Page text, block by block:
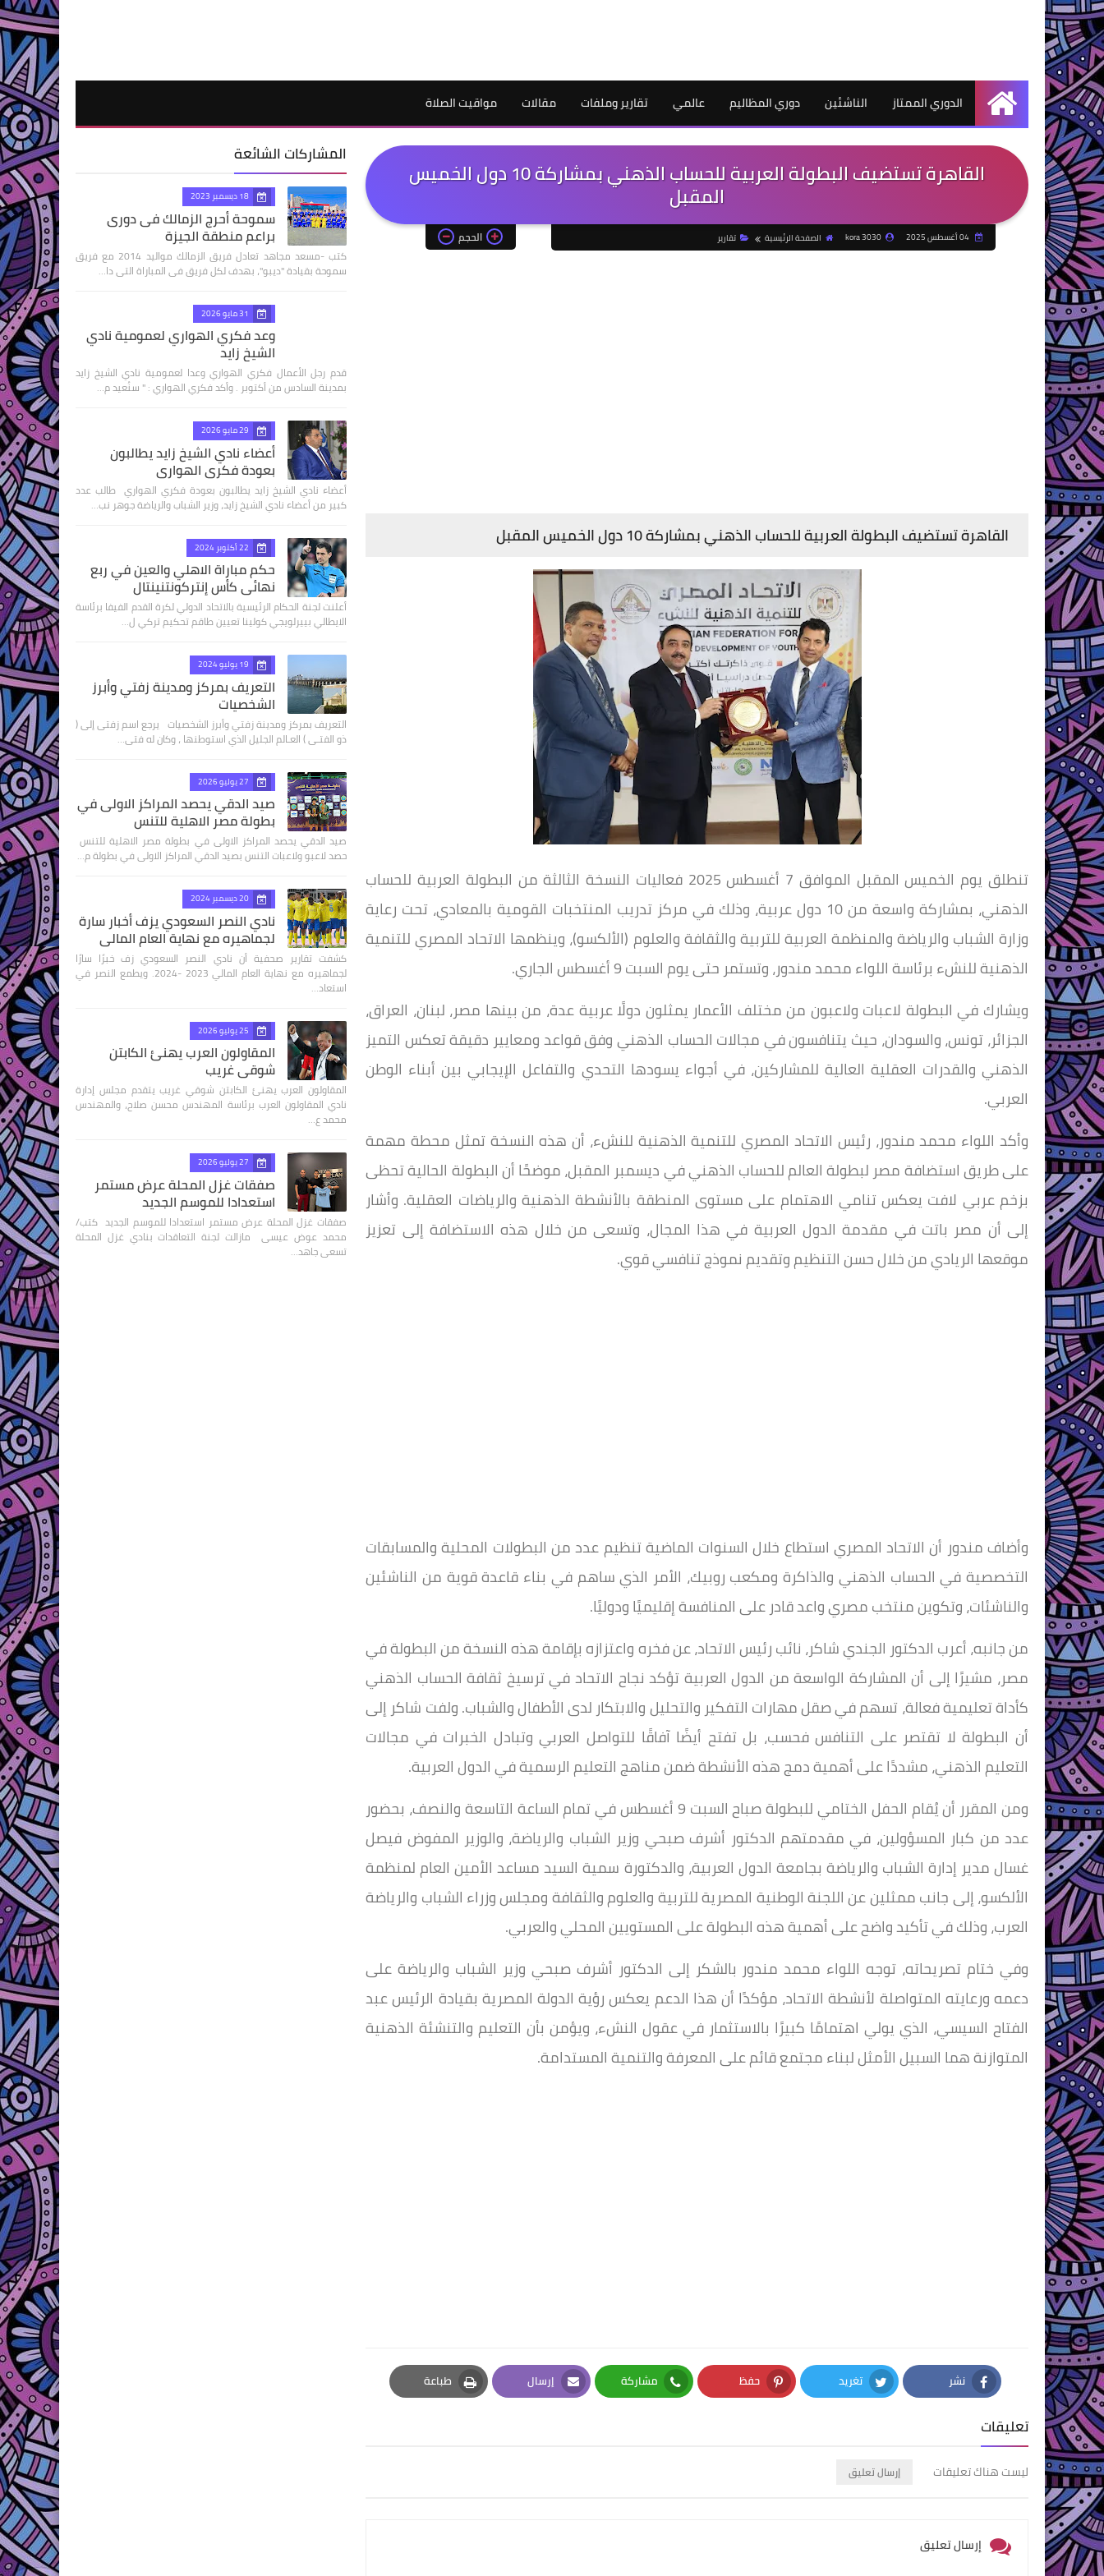
الرئيسية
الدوري الممتاز الناشئين دوري المظاليم عالمي تقارير وملفات مقالات مواقيت الصلاة
القاهرة تستضيف البطولة العربية للحساب الذهني بمشاركة 10 دول الخميس
المقبل
04 أغسطس 2025 kora 3030 الصفحة الرئيسية تقارير الحجم
القاهرة تستضيف البطولة العربية للحساب الذهني بمشاركة 10 دول الخميس المقبل
تنطلق يوم الخميس المقبل الموافق 7 أغسطس 2025 فعاليات النسخة الثالثة من البطولة العربية للحساب
الذهني، بمشاركة واسعة من 10 دول عربية، وذلك في مركز تدريب المنتخبات القومية بالمعادي، تحت رعاية
وزارة الشباب والرياضة والمنظمة العربية للتربية والثقافة والعلوم (الألكسو)، وينظمها الاتحاد المصري للتنمية
الذهنية للنشء برئاسة اللواء محمد مندور، وتستمر حتى يوم السبت 9 أغسطس الجاري.
ويشارك في البطولة لاعبات ولاعبون من مختلف الأعمار يمثلون دولًا عربية عدة، من بينها مصر، لبنان، العراق،
الجزائر، تونس، والسودان، حيث يتنافسون في مجالات الحساب الذهني وفق قواعد ومعايير دقيقة تعكس التميز
الذهني والقدرات العقلية العالية للمشاركين، في أجواء يسودها التحدي والتفاعل الإيجابي بين أبناء الوطن
العربي.
وأكد اللواء محمد مندور، رئيس الاتحاد المصري للتنمية الذهنية للنشء، أن هذه النسخة تمثل محطة مهمة
على طريق استضافة مصر لبطولة العالم للحساب الذهني في ديسمبر المقبل، موضحًا أن البطولة الحالية تحظى
بزخم عربي لافت يعكس تنامي الاهتمام على مستوى المنطقة بالأنشطة الذهنية والرياضات العقلية. وأشار
إلى أن مصر باتت في مقدمة الدول العربية في هذا المجال، وتسعى من خلال هذه الاستضافة إلى تعزيز
موقعها الريادي من خلال حسن التنظيم وتقديم نموذج تنافسي قوي.
وأضاف مندور أن الاتحاد المصري استطاع خلال السنوات الماضية تنظيم عدد من البطولات المحلية والمسابقات
التخصصية في الحساب الذهني والذاكرة ومكعب روبيك، الأمر الذي ساهم في بناء قاعدة قوية من الناشئين
والناشئات، وتكوين منتخب مصري واعد قادر على المنافسة إقليميًا ودوليًا.
من جانبه، أعرب الدكتور الجندي شاكر، نائب رئيس الاتحاد، عن فخره واعتزازه بإقامة هذه النسخة من البطولة في
مصر، مشيرًا إلى أن المشاركة الواسعة من الدول العربية تؤكد نجاح الاتحاد في ترسيخ ثقافة الحساب الذهني
كأداة تعليمية فعالة، تسهم في صقل مهارات التفكير والتحليل والابتكار لدى الأطفال والشباب. ولفت شاكر إلى
أن البطولة لا تقتصر على التنافس فحسب، بل تفتح أيضًا آفاقًا للتواصل العربي وتبادل الخبرات في مجالات
التعليم الذهني، مشددًا على أهمية دمج هذه الأنشطة ضمن مناهج التعليم الرسمية في الدول العربية.
ومن المقرر أن يُقام الحفل الختامي للبطولة صباح السبت 9 أغسطس في تمام الساعة التاسعة والنصف، بحضور
عدد من كبار المسؤولين، في مقدمتهم الدكتور أشرف صبحي وزير الشباب والرياضة، والوزير المفوض فيصل
غسال مدير إدارة الشباب والرياضة بجامعة الدول العربية، والدكتورة سمية السيد مساعد الأمين العام لمنظمة
الألكسو، إلى جانب ممثلين عن اللجنة الوطنية المصرية للتربية والعلوم والثقافة ومجلس وزراء الشباب والرياضة
العرب، وذلك في تأكيد واضح على أهمية هذه البطولة على المستويين المحلي والعربي.
وفي ختام تصريحاته، توجه اللواء محمد مندور بالشكر إلى الدكتور أشرف صبحي وزير الشباب والرياضة على
دعمه ورعايته المتواصلة لأنشطة الاتحاد، مؤكدًا أن هذا الدعم يعكس رؤية الدولة المصرية بقيادة الرئيس عبد
الفتاح السيسي، الذي يولي اهتمامًا كبيرًا بالاستثمار في عقول النشء، ويؤمن بأن التعليم والتنشئة الذهنية
المتوازنة هما السبيل الأمثل لبناء مجتمع قائم على المعرفة والتنمية المستدامة.
نشر
Facebook
تغريد
Twitter
حفظ
Pinterest
مشاركة
Whatsapp
إرسال
Email
طباعة
Print
تعليقات
ليست هناك تعليقات إرسال تعليق
إرسال تعليق
المشاركات الشائعة
18 ديسمبر 2023
سموحة أحرج الزمالك فى دورى
براعم منطقة الجيزة
كتب -مسعد مجاهد تعادل فريق الزمالك مواليد 2014 مع فريق
سموحة بقيادة "ديبو"، بهدف لكل فريق فى المباراة التى دا…
31 مايو 2026
وعد فكري الهواري لعمومية نادي
الشيخ زايد
قدم رجل الأعمال فكري الهواري وعدا لعمومية نادي الشيخ زايد
بمدينة السادس من أكتوبر . وأكد فكري الهواري : " سنُعيد م…
29 مايو 2026
أعضاء نادي الشيخ زايد يطالبون
بعودة فكري الهواري
أعضاء نادي الشيخ زايد يطالبون بعودة فكري الهواري طالب عدد
كبير من أعضاء نادي الشيخ زايد، وزير الشباب والرياضة جوهر نب…
22 أكتوبر 2024
حكم مباراة الاهلي والعين في ربع
نهائى كأس إنتركونتنينتال
أعلنت لجنة الحكام الرئيسية بالاتحاد الدولي لكرة القدم الفيفا برئاسة
الايطالي بييرلويجي كولينا تعيين طاقم تحكيم تركي ل…
19 يوليو 2024
التعريف بمركز ومدينة زفتي وأبرز
الشخصيات
التعريف بمركز ومدينة زفتي وأبرز الشخصيات يرجع اسم زفتى إلى (
ذو الفتـى ) العـالم الجليل الذي استوطنها ، وكان له فتى…
27 يوليو 2026
صيد الدقي يحصد المراكز الاولى في
بطولة مصر الاهلية للتنس
صيد الدقي يحصد المراكز الاولى في بطولة مصر الاهلية للتنس
حصد لاعبو ولاعبات التنس بصيد الدقي المراكز الاولى في بطولة م…
20 ديسمبر 2024
نادي النصر السعودي يزف أخبار سارة
لجماهيره مع نهاية العام المالي
كشفت تقارير صحفية أن نادي النصر السعودي زف خبرًا سارًا
لجماهيره مع نهاية العام المالي 2023 -2024. ويطمع النصر في
استعاد…
25 يوليو 2026
المقاولون العرب يهنئ الكابتن
شوقي غريب
المقاولون العرب يهنئ الكابتن شوقي غريب يتقدم مجلس إدارة
نادي المقاولون العرب برئاسة المهندس محسن صلاح، والمهندس
محمد ع…
27 يوليو 2026
صفقات غزل المحلة عرض مستمر
استعدادا للموسم الجديد
صفقات غزل المحلة عرض مستمر استعدادا للموسم الجديد كتب/
محمد عوض عيسى مازالت لجنة التعاقدات بنادي غزل المحلة
تسعى جاهد…